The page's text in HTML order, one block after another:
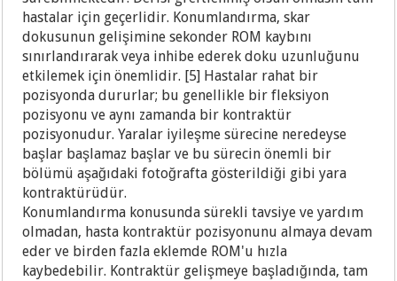
hastalar için geçerlidir. Konumlandırma, skar
dokusunun gelişimine sekonder ROM kaybını
sınırlandırarak veya inhibe ederek doku uzunluğunu
etkilemek için önemlidir. [5] Hastalar rahat bir
pozisyonda dururlar; bu genellikle bir fleksiyon
pozisyonu ve aynı zamanda bir kontraktür
pozisyonudur. Yaralar iyileşme sürecine neredeyse
başlar başlamaz başlar ve bu sürecin önemli bir
bölümü aşağıdaki fotoğrafta gösterildiği gibi yara
kontraktürüdür.
Konumlandırma konusunda sürekli tavsiye ve yardım
olmadan, hasta kontraktür pozisyonunu almaya devam
eder ve birden fazla eklemde ROM'u hızla
kaybedebilir. Kontraktür gelişmeye başladığında, tam